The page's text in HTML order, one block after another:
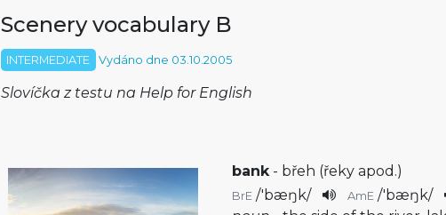
Scenery vocabulary B
INTERMEDIATE Vydáno dne 03.10.2005
Slovíčka z testu na Help for English
bank- břeh (řeky apod.)
BrE /'bæŋk/ AmE /'bæŋk/